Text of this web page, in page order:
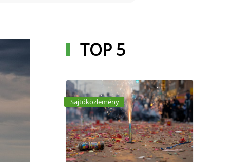
TOP 5
Sajtóközlemény